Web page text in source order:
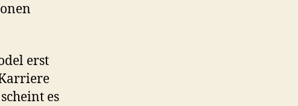
erst
es